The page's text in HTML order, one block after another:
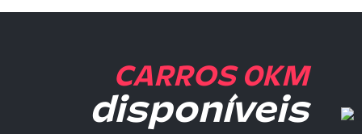
CARROS 0KM
disponíveis